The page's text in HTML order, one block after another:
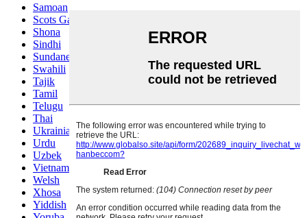
Samoan
Scots Gaelic
Shona
Sindhi
Sundanese
Swahili
Tajik
Tamil
Telugu
Thai
Ukrainian
Urdu
Uzbek
Vietnamese
Welsh
Xhosa
Yiddish